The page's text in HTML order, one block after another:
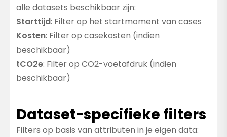
alle datasets beschikbaar zijn:
Starttijd: Filter op het startmoment van cases
Kosten: Filter op casekosten (indien
beschikbaar)
tCO2e: Filter op CO2-voetafdruk (indien
beschikbaar)
Dataset-specifieke filters
Filters op basis van attributen in je eigen data: